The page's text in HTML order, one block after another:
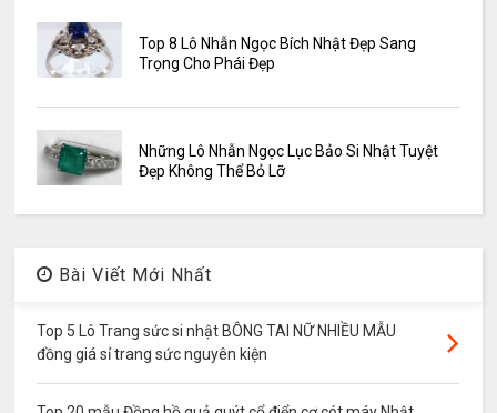
Top 8 Lô Nhẫn Ngọc Bích Nhật Đẹp Sang
Trọng Cho Phái Đẹp
Những Lô Nhẫn Ngọc Lục Bảo Si Nhật Tuyệt
Đẹp Không Thể Bỏ Lỡ
Bài Viết Mới Nhất
Top 5 Lô Trang sức si nhật BÔNG TAI NỮ NHIỀU MẪU
đồng giá sỉ trang sức nguyên kiện